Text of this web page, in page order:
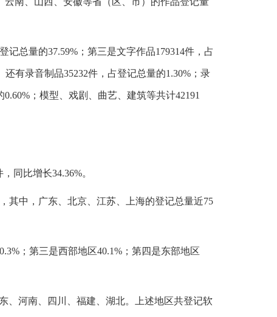
记总量的37.59%；第三是文字作品179314件，占
有录音制品35232件，占登记总量的1.30%；录
；模型、戏剧、曲艺、建筑等共计42191
同比增长34.36%。
其中，广东、北京、江苏、上海的登记总量近75
；第三是西部地区40.1%；第四是东部地区
、河南、四川、福建、湖北。上述地区共登记软